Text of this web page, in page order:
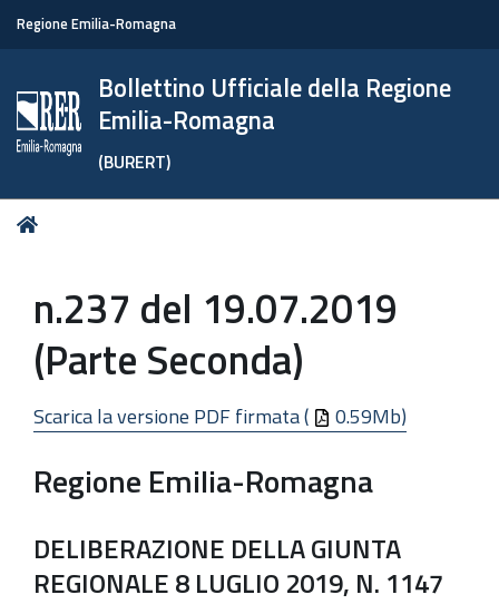
Regione Emilia-Romagna
Bollettino Ufficiale della Regione
Emilia-Romagna
(BURERT)
Tu
n.237 del 19.07.2019
(Parte Seconda)
Scarica la versione PDF firmata ( 0.59Mb)
Regione Emilia-Romagna
DELIBERAZIONE DELLA GIUNTA
REGIONALE 8 LUGLIO 2019, N. 1147